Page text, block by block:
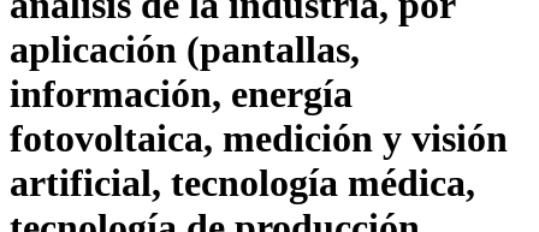
aplicación (pantallas,
información, energía
fotovoltaica, medición y visión
artificial, tecnología médica,